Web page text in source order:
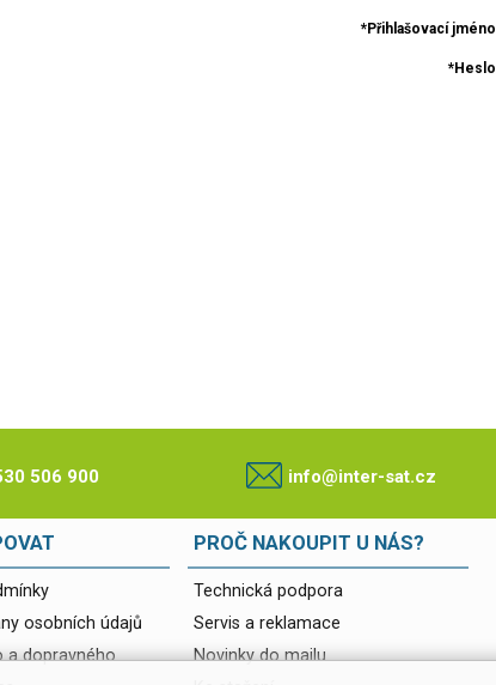
Přihlašovací jméno
Heslo
506 900 info@inter-sat.cz
osobních údajů
a dopravného
PROČ NAKOUPIT U NÁS?
Technická podpora
Servis a reklamace
Novinky do mailu